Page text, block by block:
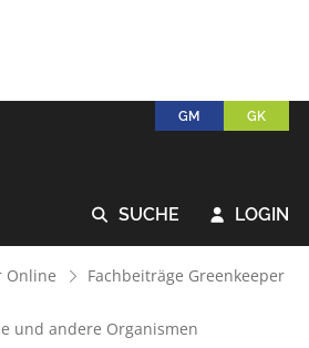
GM GK
 SUCHE  LOGIN
Online
Fachbeiträge Greenkeeper
und andere Organismen